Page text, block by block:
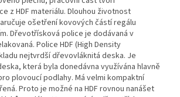
z HDF materiálu. Dlouhou životnost
ošetření kovových částí regálu
Dřevotřísková police je dodávaná v
Police HDF (High Density
nejtvrdší dřevovláknitá deska. Je
která byla donedávna využívána hlavně
plovoucí podlahy. Má velmi kompaktní
Proto je možné na HDF rovnou nanášet